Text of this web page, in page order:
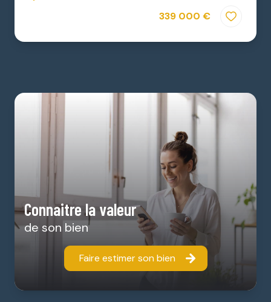
339 000 €
Connaitre la valeur
de son bien
Faire estimer son bien